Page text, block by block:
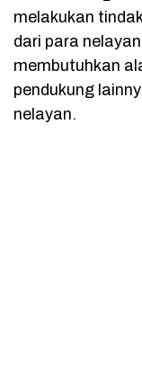
melakukan
dari para
membutuhkan
pendukung
nelayan.